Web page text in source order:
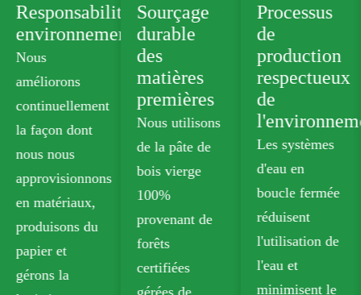
Responsabilité
environnementale
Nous
améliorons
continuellement
la façon dont
nous nous
approvisionnons
en matériaux,
produisons du
papier et
gérons la
Sourçage
durable
des
matières
premières
Nous utilisons
de la pâte de
bois vierge
100%
provenant de
forêts
certifiées
gérées de
Processus
de
production
respectueux
de
Les systèmes
d'eau en
boucle fermée
réduisent
l'utilisation de
l'eau et
minimisent le